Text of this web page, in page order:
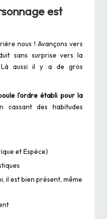
est
nous ! Avançons vers
sans surprise vers la
aussi il y a de gros
l’ordre établi pour la
cassant des habitudes
et Espèce)
il est bien présent, même